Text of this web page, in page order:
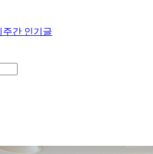
주간 인기글